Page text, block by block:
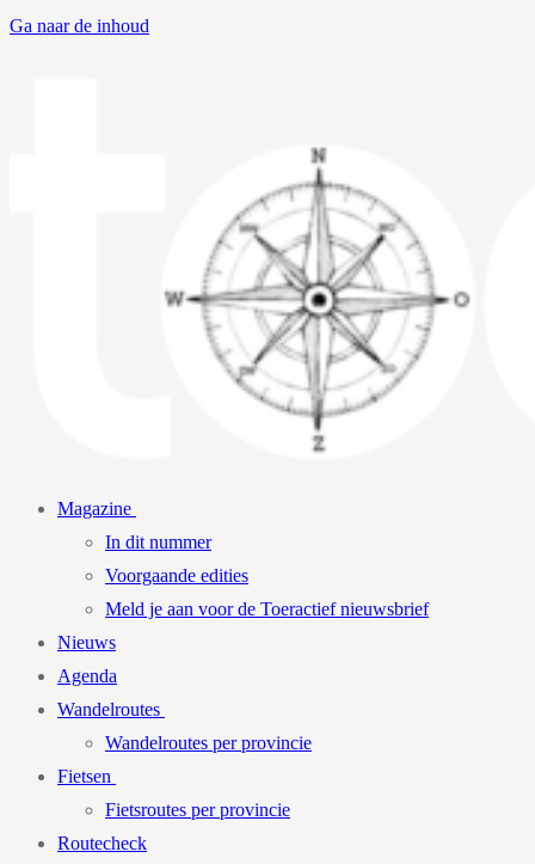
Ga naar de inhoud
Magazine
In dit nummer
Voorgaande edities
Meld je aan voor de Toeractief nieuwsbrief
Nieuws
Agenda
Wandelroutes
Wandelroutes per provincie
Fietsen
Fietsroutes per provincie
Routecheck